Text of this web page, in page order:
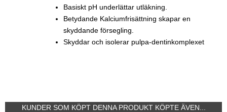
Basiskt pH underlättar utläkning.
Betydande Kalciumfrisättning skapar en
skyddande försegling.
Skyddar och isolerar pulpa-dentinkomplexet
KUNDER SOM KÖPT DENNA PRODUKT KÖPTE ÄVEN...